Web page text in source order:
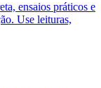
ensaios práticos e
Use leituras,